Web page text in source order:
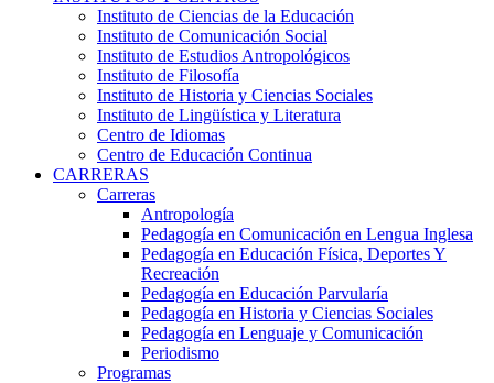
Instituto de Ciencias de la Educación
Instituto de Comunicación Social
Instituto de Estudios Antropológicos
Instituto de Filosofía
Instituto de Historia y Ciencias Sociales
Instituto de Lingüística y Literatura
Centro de Idiomas
Centro de Educación Continua
CARRERAS
Carreras
Antropología
Pedagogía en Comunicación en Lengua Inglesa
Pedagogía en Educación Física, Deportes Y
Recreación
Pedagogía en Educación Parvularía
Pedagogía en Historia y Ciencias Sociales
Pedagogía en Lenguaje y Comunicación
Periodismo
Programas